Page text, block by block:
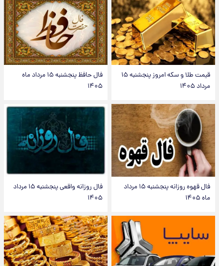
قیمت طلا و سکه امروز پنجشنبه ۱۵
مرداد ۱۴۰۵
فال حافظ پنجشنبه ۱۵ مرداد ماه
۱۴۰۵
فال قهوه روزانه پنجشنبه ۱۵ مرداد
ماه ۱۴۰۵
فال روزانه واقعی پنجشنبه ۱۵ مرداد
۱۴۰۵